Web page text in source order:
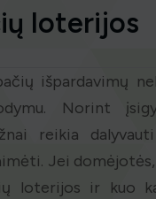
loterijos
išpardavimų
Norint
reikia
Jei
loterijos ir kuo